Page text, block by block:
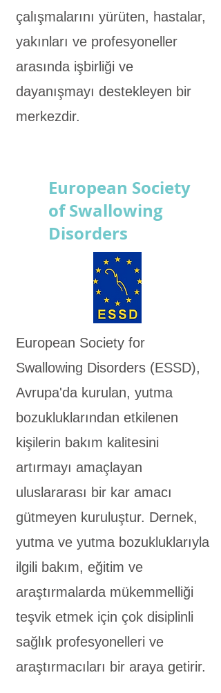
çalışmalarını yürüten, hastalar,
yakınları ve profesyoneller
arasında işbirliği ve
dayanışmayı destekleyen bir
merkezdir.
European Society
of Swallowing
Disorders
European Society for
Swallowing Disorders (ESSD),
Avrupa'da kurulan, yutma
bozukluklarından etkilenen
kişilerin bakım kalitesini
artırmayı amaçlayan
uluslararası bir kar amacı
gütmeyen kuruluştur. Dernek,
yutma ve yutma bozukluklarıyla
ilgili bakım, eğitim ve
araştırmalarda mükemmelliği
teşvik etmek için çok disiplinli
sağlık profesyonelleri ve
araştırmacıları bir araya getirir.